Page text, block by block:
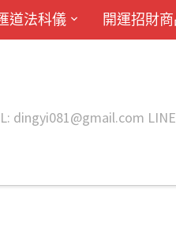
道法科儀 開運招財